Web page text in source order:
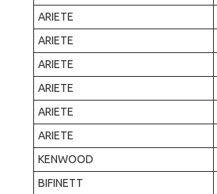
ARIETE
ARIETE
ARIETE
ARIETE
ARIETE
ARIETE
KENWOOD
BIFINETT